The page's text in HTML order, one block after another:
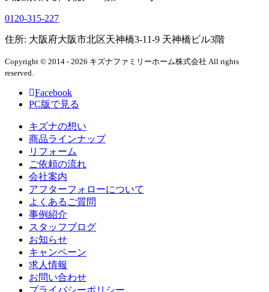
0120-315-227
住所: 大阪府大阪市北区天神橋3-11-9 天神橋ビル3階
Copyright © 2014 - 2026 キズナファミリーホーム株式会社 All rights
reserved.
Facebook
PC版で見る
キズナの想い
商品ラインナップ
リフォーム
ご依頼の流れ
会社案内
アフターフォローについて
よくあるご質問
事例紹介
スタッフブログ
お知らせ
キャンペーン
求人情報
お問い合わせ
プライバシーポリシー